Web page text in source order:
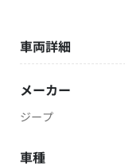
車両詳細
メーカー
ジープ
車種